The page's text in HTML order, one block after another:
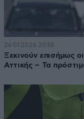
26·01·2026 20:18
Ξεκινούν επισήμως
Αττικής – Τα